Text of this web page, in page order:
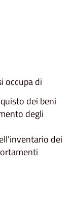
occupa di
dei beni
degli
dei